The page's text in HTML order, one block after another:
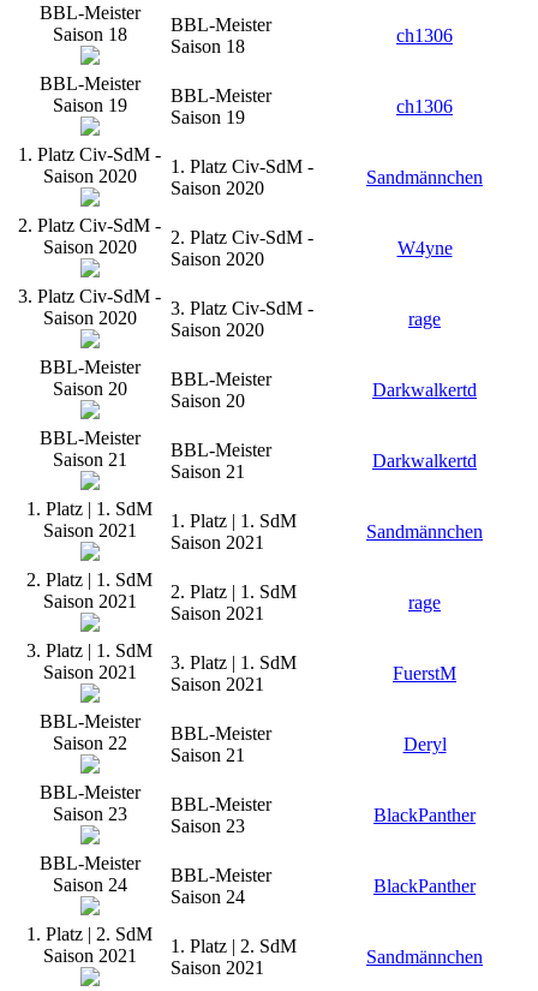
BBL-Meister
Saison 18
BBL-Meister
Saison 18
ch1306
BBL-Meister
Saison 19
BBL-Meister
Saison 19
ch1306
1. Platz Civ-SdM -
Saison 2020
1. Platz Civ-SdM -
Saison 2020
Sandmännchen
2. Platz Civ-SdM -
Saison 2020
2. Platz Civ-SdM -
Saison 2020
W4yne
3. Platz Civ-SdM -
Saison 2020
3. Platz Civ-SdM -
Saison 2020
rage
BBL-Meister
Saison 20
BBL-Meister
Saison 20
Darkwalkertd
BBL-Meister
Saison 21
BBL-Meister
Saison 21
Darkwalkertd
1. Platz | 1. SdM
Saison 2021
1. Platz | 1. SdM
Saison 2021
Sandmännchen
2. Platz | 1. SdM
Saison 2021
2. Platz | 1. SdM
Saison 2021
rage
3. Platz | 1. SdM
Saison 2021
3. Platz | 1. SdM
Saison 2021
FuerstM
BBL-Meister
Saison 22
BBL-Meister
Saison 21
Deryl
BBL-Meister
Saison 23
BBL-Meister
Saison 23
BlackPanther
BBL-Meister
Saison 24
BBL-Meister
Saison 24
BlackPanther
1. Platz | 2. SdM
Saison 2021
1. Platz | 2. SdM
Saison 2021
Sandmännchen